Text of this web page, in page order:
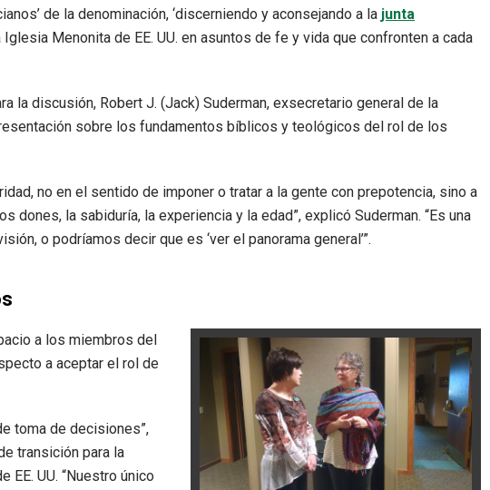
de la denominación, ‘discerniendo y aconsejando a la junta
Menonita de EE. UU. en asuntos de fe y vida que confronten a cada
la discusión, Robert J. (Jack) Suderman, exsecretario general de la
sobre los fundamentos bíblicos y teológicos del rol de los
no en el sentido de imponer o tratar a la gente con prepotencia, sino a
dones, la sabiduría, la experiencia y la edad”, explicó Suderman. “Es una
o podríamos decir que es ‘ver el panorama general’”.
a los miembros del
a aceptar el rol de
toma de decisiones”,
transición para la
EE. UU. “Nuestro único